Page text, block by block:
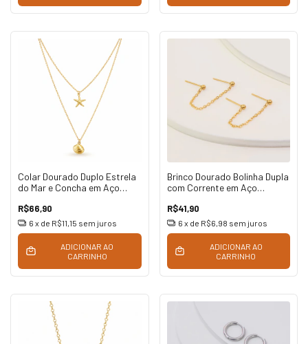
Colar Dourado Duplo Estrela
do Mar e Concha em Aço
R$66,90
6 x de R$11,15 sem juros
ADICIONAR AO
CARRINHO
Brinco Dourado Bolinha Dupla
com Corrente em Aço
R$41,90
6 x de R$6,98 sem juros
ADICIONAR AO
CARRINHO